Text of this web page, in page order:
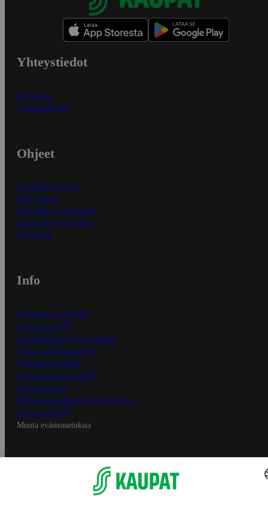
Yhteystiedot
Myymälät
Asiakaspalvelu
Ohjeet
Ensitilaajan ohjeet
Näin maksat
Näin tilaat ja muokkaat
Kaikki ohjeet ja vinkit
In English
Info
S-Business yrityksille
Oiva-raportit
Osuuskauppojen yhteystiedot
Tilaus- ja toimitusehdot
Tietosuojakäytäntö
Palvelun käyttöehdot
Saavutettavuus
Mobiilisovelluksen saavutettavuus
Mainostajalle
Muuta evästeasetuksia
S-ryhmän palvelut